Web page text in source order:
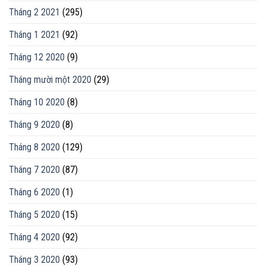
Tháng 2 2021 (295)
Tháng 1 2021 (92)
Tháng 12 2020 (9)
Tháng mười một 2020 (29)
Tháng 10 2020 (8)
Tháng 9 2020 (8)
Tháng 8 2020 (129)
Tháng 7 2020 (87)
Tháng 6 2020 (1)
Tháng 5 2020 (15)
Tháng 4 2020 (92)
Tháng 3 2020 (93)